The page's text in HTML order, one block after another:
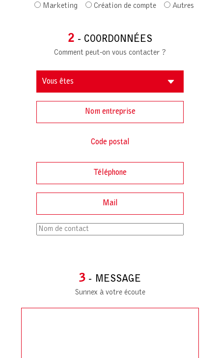
Marketing
Création de compte Autres
2 - COORDONNÉES
Comment peut-on vous contacter ?
3 - MESSAGE
Sunnex à votre écoute